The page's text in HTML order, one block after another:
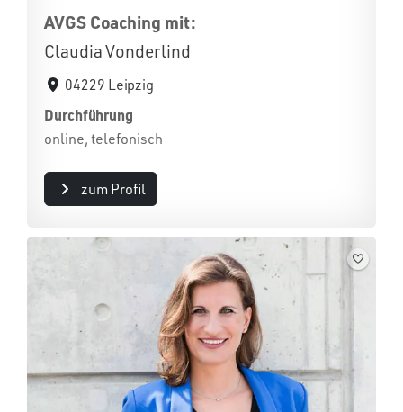
AVGS Coaching mit:
Claudia Vonderlind
04229 Leipzig
Durchführung
online, telefonisch
zum Profil